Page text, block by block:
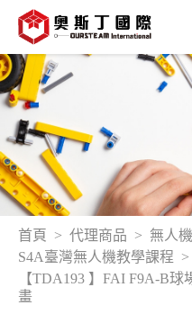
首頁 代理商品
無人機
S4A臺灣無人機教學課程
【TDA193 】FAI F9A-B
畫